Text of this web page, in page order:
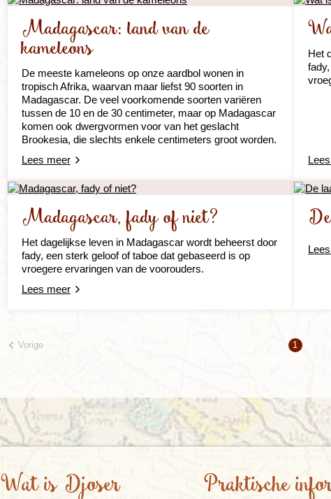
Madagascar: land van de
kameleons
De meeste kameleons op onze aardbol wonen in
tropisch Afrika, waarvan maar liefst 90 soorten in
Madagascar. De veel voorkomende soorten variëren
tussen de 10 en de 30 centimeter, maar op Madagascar
komen ook dwergvormen voor van het geslacht
Brookesia, die slechts enkele centimeters groot worden.
Lees meer
Het
Madagascar, fady of niet?
Het dagelijkse leven in Madagascar wordt beheerst door
fady, een sterk geloof of taboe dat gebaseerd is op
vroegere ervaringen van de voorouders.
Lees meer
Vorige 1
Wat is Djoser Praktische